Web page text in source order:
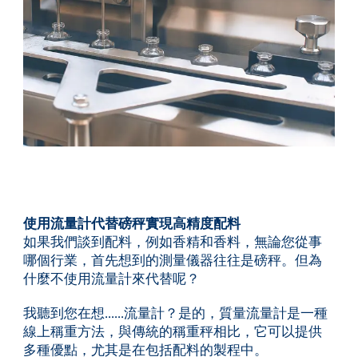
培訓與學習
關於柏朗豪斯特
聯絡我們
使用流量計代替磅秤實現高精度配料
如果我們談到配料，例如香精和香料，無論您從事
哪個行業，首先想到的測量儀器往往是磅秤。但為
什麼不使用流量計來代替呢？
我聽到您在想......流量計？是的，質量流量計是一種
線上稱重方法，與傳統的稱重秤相比，它可以提供
多種優點，尤其是在包括配料的製程中。